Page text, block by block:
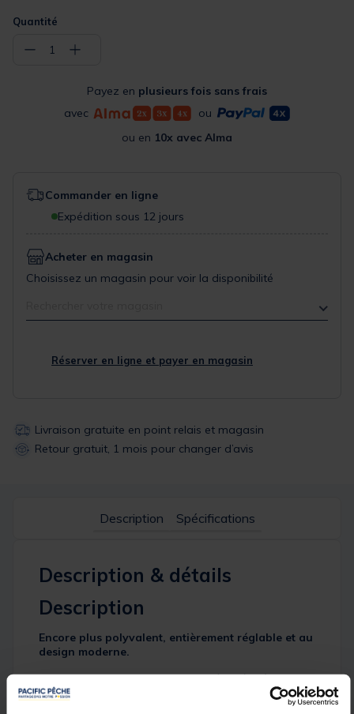
Quantité
− 1 +
Payez en plusieurs fois sans frais
avec
ou
ou en 10x avec Alma
Commander en ligne
Expédition sous 12 jours
Acheter en magasin
Choisissez un magasin pour voir la disponibilité
Réserver en ligne et payer en magasin
Livraison gratuite en point relais et magasin
Retour gratuit, 1 mois pour changer d’avis
Description Spécifications
Description & détails
Description
Encore plus polyvalent, entièrement réglable et au
design moderne.
Conçu pour une utilisation simplifiée grâce à son
système de verrouillage sécurisé, ce rod pod peut
être ajusté en longueur et en hauteur, offrant ainsi